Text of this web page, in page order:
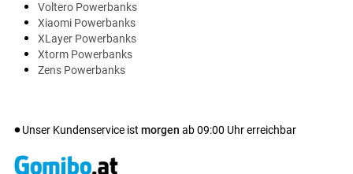
Voltero Powerbanks
Xiaomi Powerbanks
XLayer Powerbanks
Xtorm Powerbanks
Zens Powerbanks
Unser Kundenservice ist morgen ab09:00 Uhr erreichbar